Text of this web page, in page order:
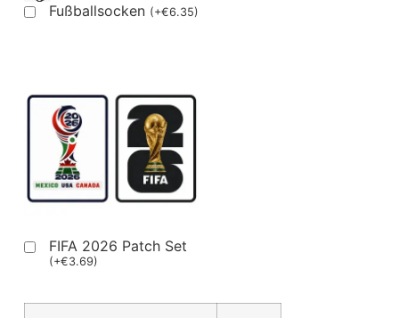
Fußballsocken (+€6.35)
FIFA 2026 Patch Set
(+€3.69)